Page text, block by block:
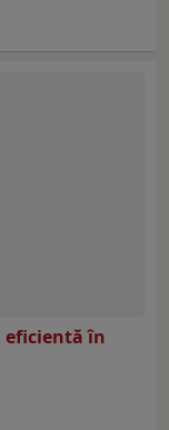
eficientă în